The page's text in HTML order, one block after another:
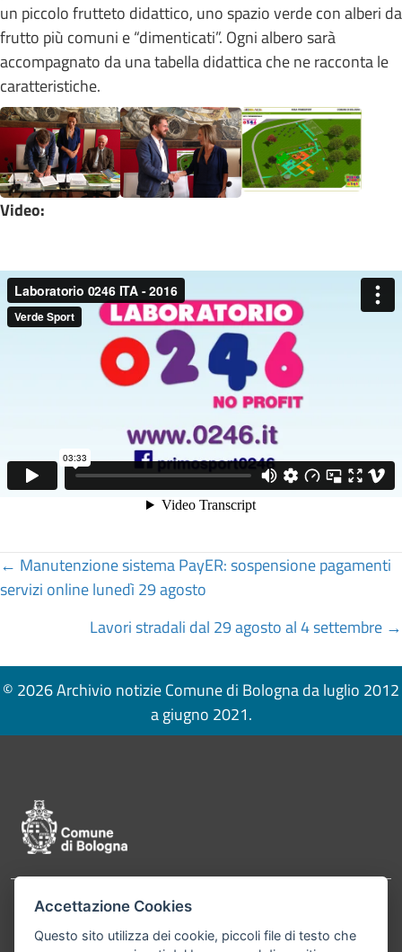
un piccolo frutteto didattico, uno spazio verde con alberi da
frutto più comuni e “dimenticati”. Ogni albero sarà
accompagnato da una tabella didattica che ne racconta le
caratteristiche.
Video:
Posts
navigation
← Manutenzione sistema PayER: sospensione pagamenti
servizi online lunedì 29 agosto
Lavori stradali dal 29 agosto al 4 settembre →
© 2026 Archivio notizie Comune di Bologna da luglio 2012
a giugno 2021.
Contatti
Accettazione Cookies
Questo sito utilizza dei cookie, piccoli file di testo che